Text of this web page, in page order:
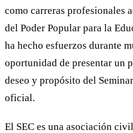
como carreras profesionales
del Poder Popular para la
ha hecho esfuerzos durante
oportunidad de presentar un
deseo y propósito del
oficial.
El SEC es una asociación